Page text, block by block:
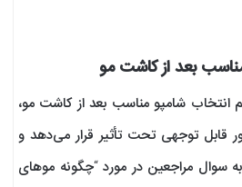
بعد از کاشت مو
انتخاب شامپو مناسب بعد از کاشت مو،
قابل توجهی تحت تأثیر قرار می‌دهد و
سوال مراجعین در مورد “چگونه موهای